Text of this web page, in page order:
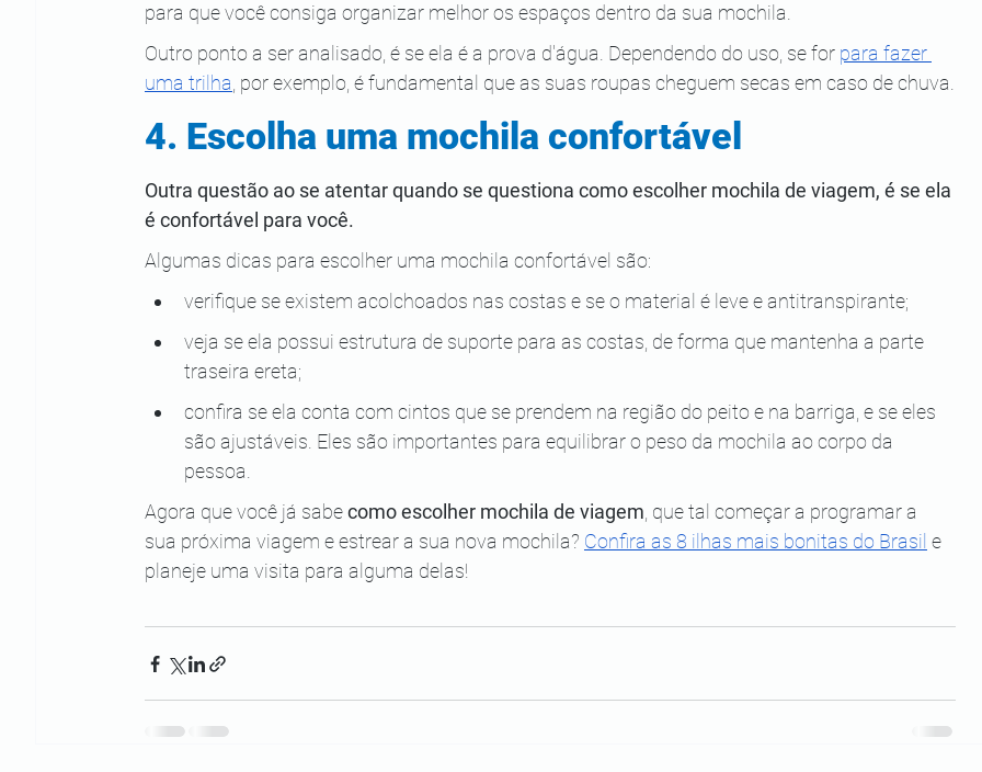
para que você consiga organizar melhor os espaços dentro da sua mochila.
Outro ponto a ser analisado, é se ela é a prova d'água. Dependendo do uso, se for para fazer
uma trilha , por exemplo, é fundamental que as suas roupas cheguem secas em caso de chuva.
4. Escolha uma mochila confortável
Outra questão ao se atentar quando se questiona como escolher mochila de viagem, é se ela
é confortável para você.
Algumas dicas para escolher uma mochila confortável são:
verifique se existem acolchoados nas costas e se o material é leve e antitranspirante;
veja se ela possui estrutura de suporte para as costas, de forma que mantenha a parte
traseira ereta;
confira se ela conta com cintos que se prendem na região do peito e na barriga, e se eles
são ajustáveis. Eles são importantes para equilibrar o peso da mochila ao corpo da
pessoa.
Agora que você já sabe como escolher mochila de viagem , que tal começar a programar a
sua próxima viagem e estrear a sua nova mochila? Confira as 8 ilhas mais bonitas do Brasil e
planeje uma visita para alguma delas!